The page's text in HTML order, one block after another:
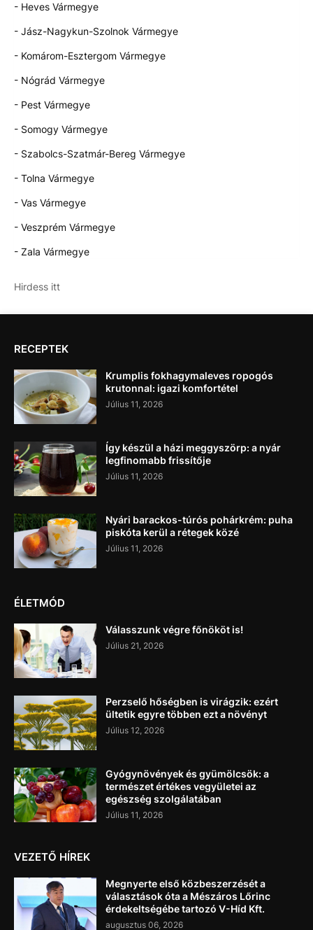
- Heves Vármegye
- Jász-Nagykun-Szolnok Vármegye
- Komárom-Esztergom Vármegye
- Nógrád Vármegye
- Pest Vármegye
- Somogy Vármegye
- Szabolcs-Szatmár-Bereg Vármegye
- Tolna Vármegye
- Vas Vármegye
- Veszprém Vármegye
- Zala Vármegye
Hirdess itt
RECEPTEK
Krumplis fokhagymaleves ropogós
krutonnal: igazi komfortétel
Július 11, 2026
Így készül a házi meggyszörp: a nyár
legfinomabb frissítője
Július 11, 2026
Nyári barackos-túrós pohárkrém: puha
piskóta kerül a rétegek közé
Július 11, 2026
ÉLETMÓD
Válasszunk végre főnököt is!
Július 21, 2026
Perzselő hőségben is virágzik: ezért
ültetik egyre többen ezt a növényt
Július 12, 2026
Gyógynövények és gyümölcsök: a
természet értékes vegyületei az
egészség szolgálatában
Július 11, 2026
VEZETŐ HÍREK
Megnyerte első közbeszerzését a
választások óta a Mészáros Lőrinc
érdekeltségébe tartozó V-Híd Kft.
augusztus 06, 2026